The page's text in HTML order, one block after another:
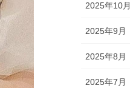
2025年10月
2025年9月
2025年8月
2025年7月